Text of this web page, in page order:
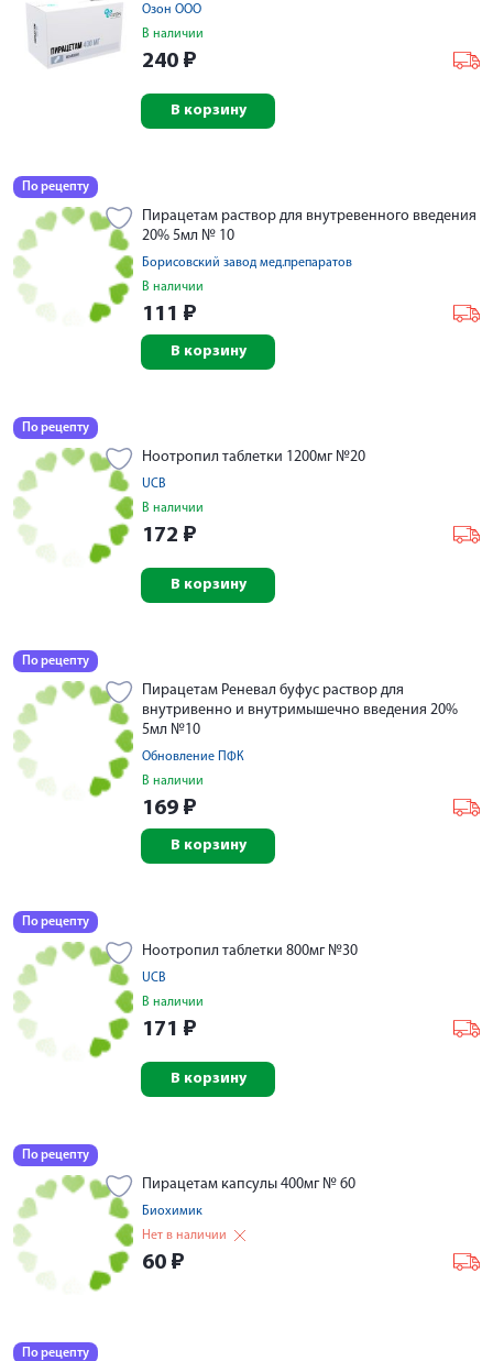
Озон ООО
В наличии
240 ₽
В корзину
По рецепту
Пирацетам раствор для внутревенного введения
20% 5мл № 10
Борисовский завод мед.препаратов
В наличии
111 ₽
В корзину
По рецепту
Ноотропил таблетки 1200мг №20
UCB
В наличии
172 ₽
В корзину
По рецепту
Пирацетам Реневал буфус раствор для
внутривенно и внутримышечно введения 20%
5мл №10
Обновление ПФК
В наличии
169 ₽
В корзину
По рецепту
Ноотропил таблетки 800мг №30
UCB
В наличии
171 ₽
В корзину
По рецепту
Пирацетам капсулы 400мг № 60
Биохимик
Нет в наличии
60 ₽
По рецепту